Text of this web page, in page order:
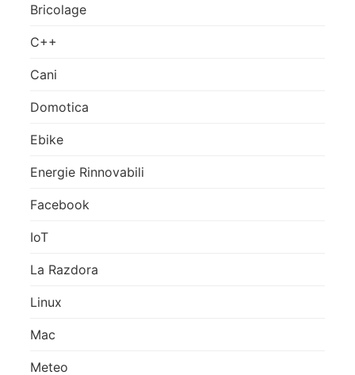
Bricolage
C++
Cani
Domotica
Ebike
Energie Rinnovabili
Facebook
IoT
La Razdora
Linux
Mac
Meteo